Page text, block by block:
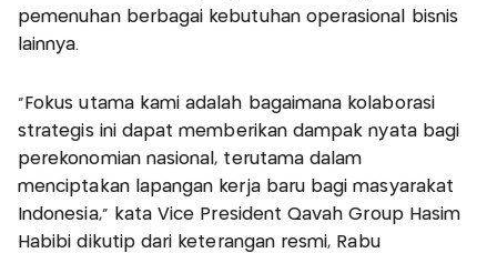
pemenuhan berbagai kebutuhan operasional bisnis
lainnya.
“Fokus utama kami adalah bagaimana kolaborasi
strategis ini dapat memberikan dampak nyata bagi
perekonomian nasional, terutama dalam
menciptakan lapangan kerja baru bagi masyarakat
Indonesia," kata Vice President Qavah Group Hasim
Habibi dikutip dari keterangan resmi, Rabu